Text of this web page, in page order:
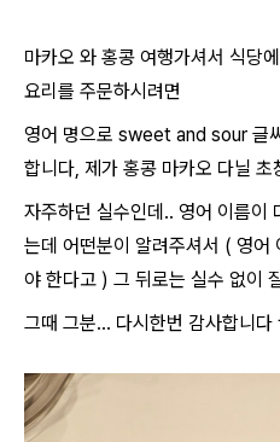
마카오 와 홍콩 여행가셔서 식당
요리를 주문하시려면
영어 명으로 sweet and sour 글
합니다, 제가 홍콩 마카오 다닐 초
자주하던 실수인데.. 영어 이름이
는데 어떤분이 알려주셔서 ( 영어
야 한다고 ) 그 뒤로는 실수 없이
그때 그분... 다시한번 감사합니다